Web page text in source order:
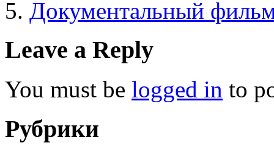
Документальный
Leave a Reply
You must be logged in to
Рубрики